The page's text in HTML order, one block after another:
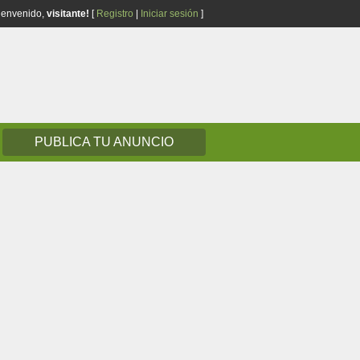
visitante! [ Registro Iniciar sesión ]
PUBLICA TU ANUNCIO